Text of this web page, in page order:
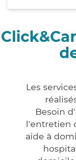
Les
Besoin
l'entretien
aide à